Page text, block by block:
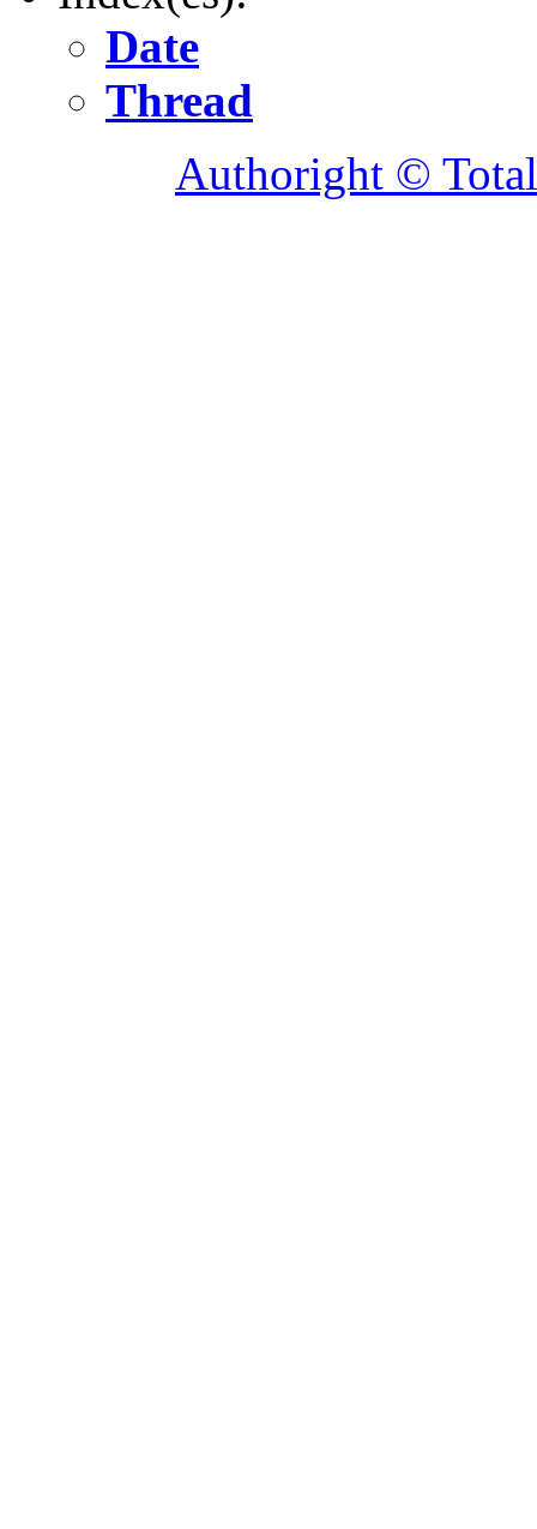
Date
Thread
Authoright ©